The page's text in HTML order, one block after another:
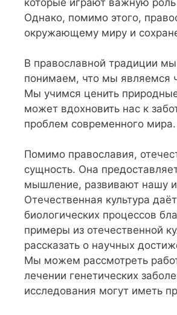
которые играют важную
Однако, помимо этого,
окружающему миру и
В православной традиции
понимаем, что мы являемся
Мы учимся ценить
может вдохновить нас к
проблем современного мира.
Помимо православия,
сущность. Она
мышление, развивают нашу
Отечественная культура
биологических процессов
примеры из отечественной
рассказать о научных
Мы можем рассмотреть
лечении генетических
исследования могут иметь